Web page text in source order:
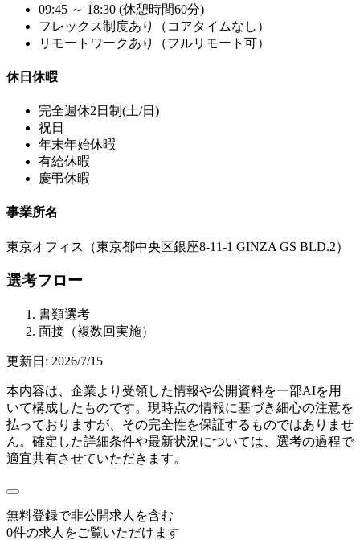
09:45 ～ 18:30 (休憩時間60分)
フレックス制度あり（コアタイムなし）
リモートワークあり（フルリモート可）
休日休暇
完全週休2日制(土/日)
祝日
年末年始休暇
有給休暇
慶弔休暇
事業所名
東京オフィス（東京都中央区銀座8-11-1 GINZA GS BLD.2）
選考フロー
書類選考
面接（複数回実施）
更新日: 2026/7/15
本内容は、企業より受領した情報や公開資料を一部AIを用
いて構成したものです。現時点の情報に基づき細心の注意を
払っておりますが、その完全性を保証するものではありませ
ん。確定した詳細条件や最新状況については、選考の過程で
適宜共有させていただきます。
無料登録で非公開求人 を含む
0件の求人をご覧いただけます